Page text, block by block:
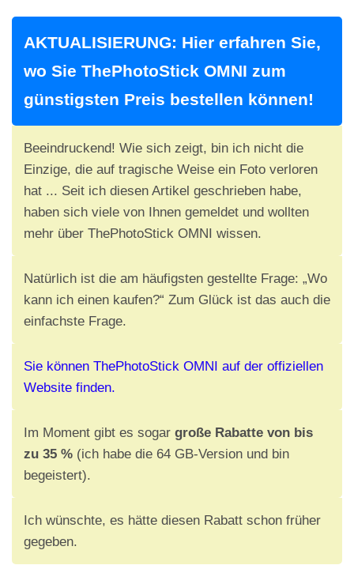
AKTUALISIERUNG: Hier erfahren Sie,
wo Sie ThePhotoStick OMNI zum
günstigsten Preis bestellen können!
Beeindruckend! Wie sich zeigt, bin ich nicht die
Einzige, die auf tragische Weise ein Foto verloren
hat ... Seit ich diesen Artikel geschrieben habe,
haben sich viele von Ihnen gemeldet und wollten
mehr über ThePhotoStick OMNI wissen.
Natürlich ist die am häufigsten gestellte Frage: „Wo
kann ich einen kaufen?“ Zum Glück ist das auch die
einfachste Frage.
Sie können ThePhotoStick OMNI auf der offiziellen
Website finden.
Im Moment gibt es sogar große Rabatte von bis
zu 35 % (ich habe die 64 GB-Version und bin
begeistert).
Ich wünschte, es hätte diesen Rabatt schon früher
gegeben.